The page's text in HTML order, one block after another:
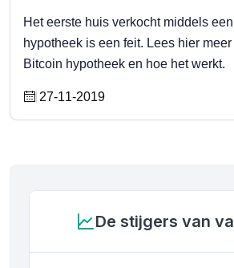
Het eerste huis verkocht middels
hypotheek is een feit. Lees hier
Bitcoin hypotheek en hoe het werkt.
27-11-2019